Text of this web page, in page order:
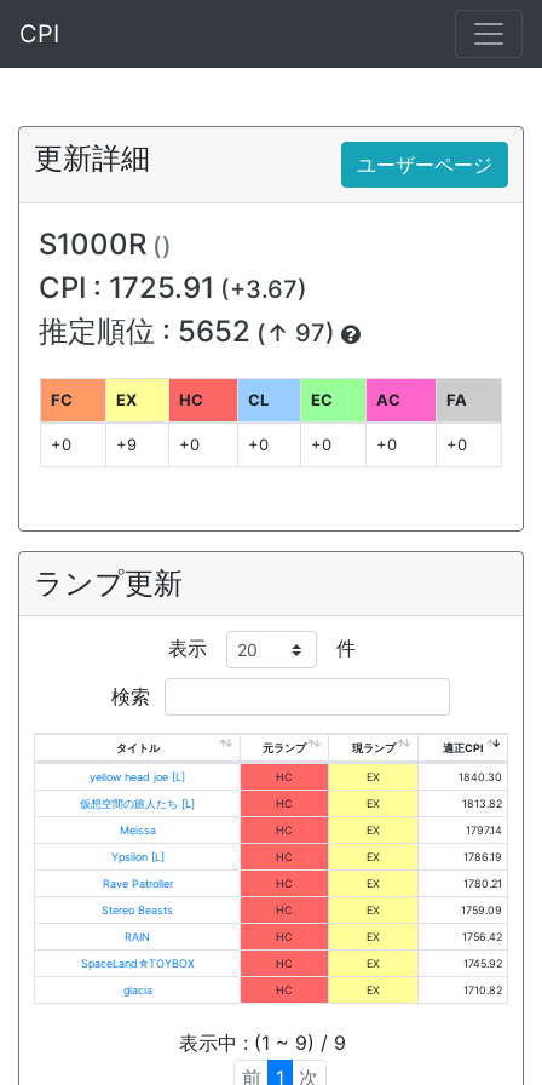
CPI
更新詳細 ユーザーページ
S1000R ()
CPI : 1725.91 (+3.67)
推定順位 : 5652 (↑ 97)
FC EX HC CL EC AC FA
+0 +9 +0 +0 +0 +0 +0
ランプ更新
表示 件
検索
タイトル 元ランプ 現ランプ 適正CPI
yellow head joe [L] HC EX
1840.30
仮想空間の旅人たち [L]
HC EX
1813.82
Meissa
HC EX
1797.14
Ypsilon [L]
HC EX
1786.19
Rave Patroller
HC EX
1780.21
Stereo Beasts
HC EX
1759.09
RAIN
HC EX
1756.42
SpaceLand☆TOYBOX
HC EX
1745.92
glacia
HC EX 1710.82
表示中 : (1 ~ 9) / 9
前
1 次